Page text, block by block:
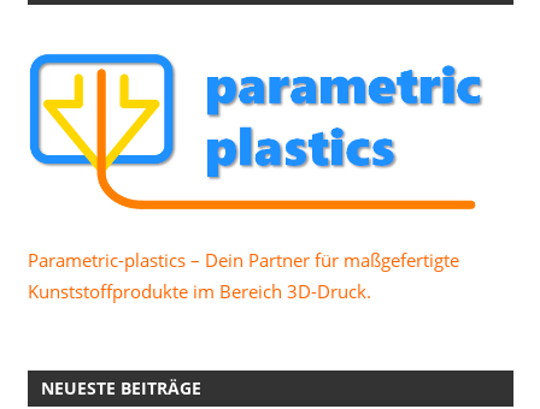
Parametric-plastics – Dein Partner für maßgefertigte
Kunststoffprodukte im Bereich 3D-Druck.
NEUESTE BEITRÄGE